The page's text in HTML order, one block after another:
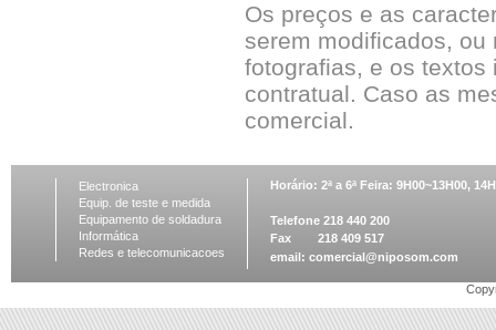
Os preços e as
serem modificados, ou
fotografias, e os
contratual. Caso as
comercial.
Electronica
Equip. de teste e medida
Equipamento de soldadura
Informática
Redes e telecomunicacoes
Horário: 2ª a 6ª Feira: 9H00~13H00,
Telefone 218 440 200
Fax 218 409 517
email: comercial@niposom.com